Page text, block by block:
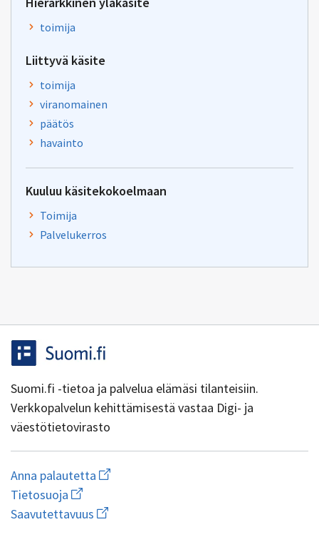
toimija
Liittyvä käsite
toimija
viranomainen
päätös
havainto
Kuuluu käsitekokoelmaan
Toimija
Palvelukerros
Suomi.fi -tietoa ja palvelua elämäsi tilanteisiin.
Verkkopalvelun kehittämisestä vastaa Digi- ja
väestötietovirasto
Anna palautetta Aloita
uuden
kirjoitus
osoitteeseen
Tietosuoja Avaa
linkki
uuteen
Saavutettavuus Avaa
linkki